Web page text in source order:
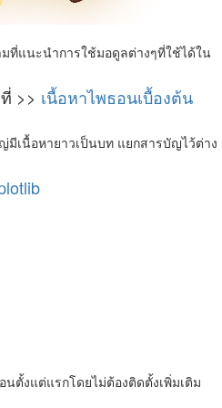
ที่แนะนำการใช้มอดูลต่างๆที่ใช้ได้ใน
>> เนื้อหาไพธอนเบื้องต้น
เนื้อหายาวเป็นบท แยกสารบัญไว้ต่าง
ตั้งแต่แรกโดยไม่ต้องติดตั้งเพิ่มเติม